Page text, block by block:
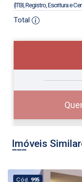
(ITBI, Registro, Escritura e
Total
Qual o
Imóveis
Cód. 995